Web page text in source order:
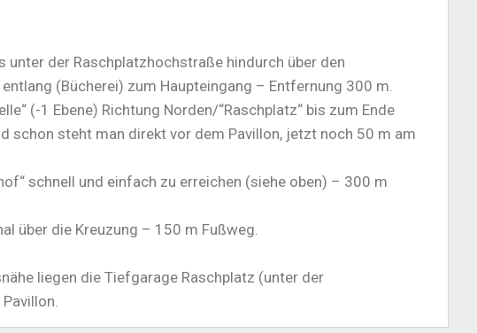
unter der Raschplatzhochstraße hindurch über den
(Bücherei) zum Haupteingang – Entfernung 300 m.
(-1 Ebene) Richtung Norden/“Raschplatz“ bis zum Ende
schon steht man direkt vor dem Pavillon, jetzt noch 50 m am
schnell und einfach zu erreichen (siehe oben) – 300 m
über die Kreuzung – 150 m Fußweg.
liegen die Tiefgarage Raschplatz (unter der